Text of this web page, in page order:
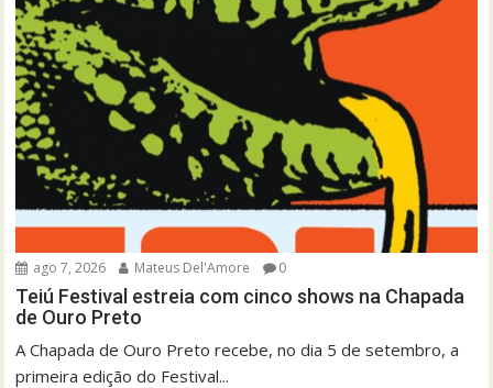
ago 7, 2026 Mateus Del'Amore 0
Teiú Festival estreia com cinco shows na Chapada
de Ouro Preto
A Chapada de Ouro Preto recebe, no dia 5 de setembro, a
primeira edição do Festival...